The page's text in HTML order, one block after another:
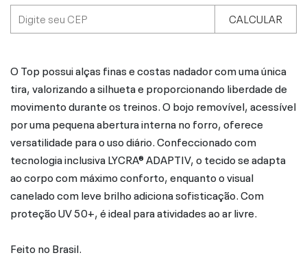
CALCULAR
O Top possui alças finas e costas nadador com uma única
tira, valorizando a silhueta e proporcionando liberdade de
movimento durante os treinos. O bojo removível, acessível
por uma pequena abertura interna no forro, oferece
versatilidade para o uso diário. Confeccionado com
tecnologia inclusiva LYCRA® ADAPTIV, o tecido se adapta
ao corpo com máximo conforto, enquanto o visual
canelado com leve brilho adiciona sofisticação. Com
proteção UV 50+, é ideal para atividades ao ar livre.
Feito no Brasil.